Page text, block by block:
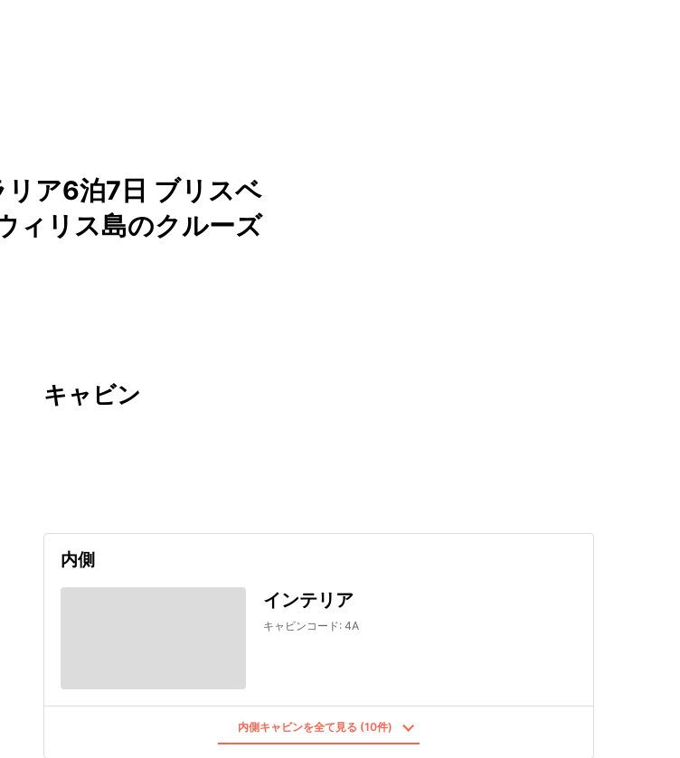
ア6泊7日 ブリスベ
ィリス島のクルーズ
キャビン
内側
インテリア
キャビンコード: 4A
内側キャビンを全て見る (10件)